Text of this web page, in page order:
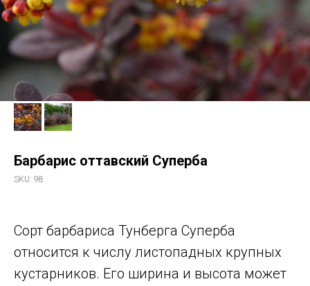
Барбарис оттавский Суперба
SKU: 98
Сорт барбариса Тунберга Суперба
относится к числу листопадных крупных
кустарников. Его ширина и высота может